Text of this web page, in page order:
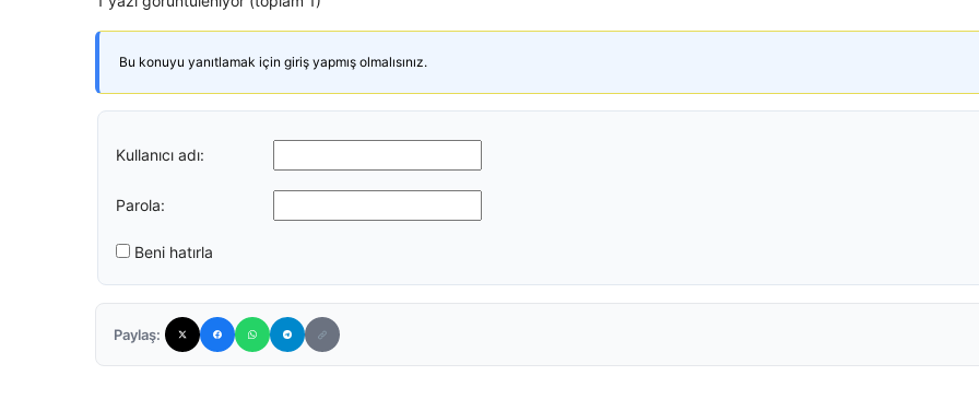
Bu konuyu yanıtlamak için giriş yapmış olmalısınız.
Kullanıcı adı:
Parola:
Beni hatırla
Paylaş: